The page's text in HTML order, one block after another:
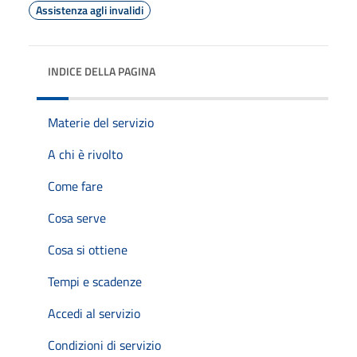
Assistenza agli invalidi
INDICE DELLA PAGINA
Materie del servizio
A chi è rivolto
Come fare
Cosa serve
Cosa si ottiene
Tempi e scadenze
Accedi al servizio
Condizioni di servizio